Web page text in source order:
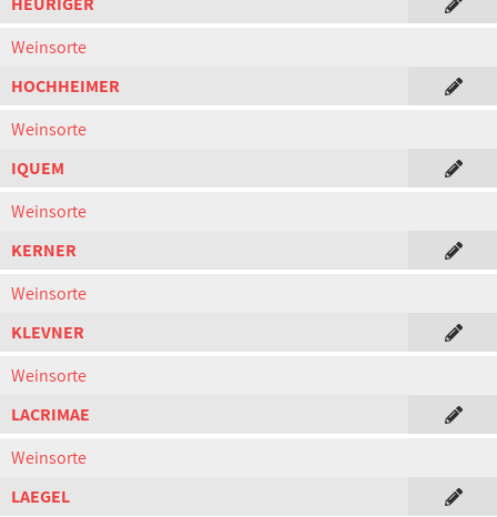
Weinsorte
HOCHHEIMER
Weinsorte
IQUEM
Weinsorte
KERNER
Weinsorte
KLEVNER
Weinsorte
LACRIMAE
Weinsorte
LAEGEL